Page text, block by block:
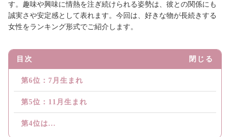
す。趣味や興味に情熱を注ぎ続けられる姿勢は、彼との関係にも
誠実さや安定感として表れます。今回は、好きな物が長続きする
女性をランキング形式でご紹介します。
目次 閉じる
第6位：7月生まれ
第5位：11月生まれ
第4位は...